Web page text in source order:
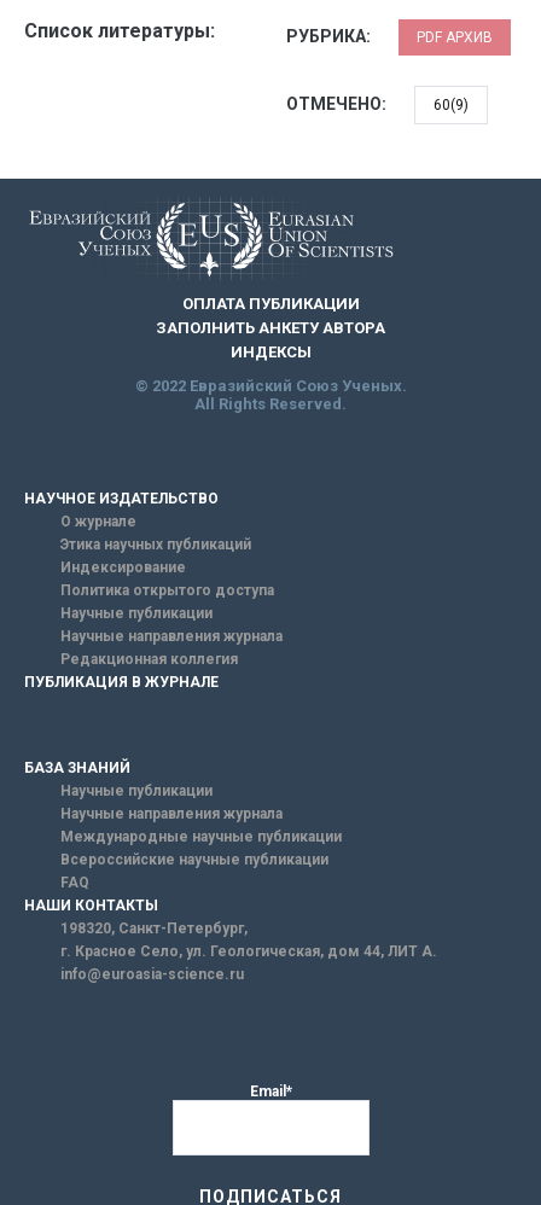
Список литературы: РУБРИКА: PDF АРХИВ
ОТМЕЧЕНО: 60(9)
ОПЛАТА ПУБЛИКАЦИИ
ЗАПОЛНИТЬ АНКЕТУ АВТОРА
ИНДЕКСЫ
© 2022 Евразийский Союз Ученых.
All Rights Reserved.
НАУЧНОЕ ИЗДАТЕЛЬСТВО
О журнале
Этика научных публикаций
Индексирование
Политика открытого доступа
Научные публикации
Научные направления журнала
Редакционная коллегия
ПУБЛИКАЦИЯ В ЖУРНАЛЕ
БАЗА ЗНАНИЙ
Научные публикации
Научные направления журнала
Международные научные публикации
Всероссийские научные публикации
FAQ
НАШИ КОНТАКТЫ
198320, Санкт-Петербург,
г. Красное Село, ул. Геологическая, дом 44, ЛИТ А.
info@euroasia-science.ru
Email*